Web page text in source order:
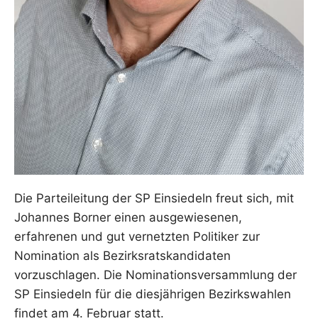
Die Parteileitung der SP Einsiedeln freut sich, mit
Johannes Borner einen ausgewiesenen,
erfahrenen und gut vernetzten Politiker zur
Nomination als Bezirksratskandidaten
vorzuschlagen. Die Nominationsversammlung der
SP Einsiedeln für die diesjährigen Bezirkswahlen
findet am 4. Februar statt.